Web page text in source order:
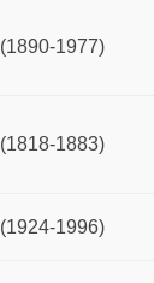
(1890-1977)
(1818-1883)
(1924-1996)